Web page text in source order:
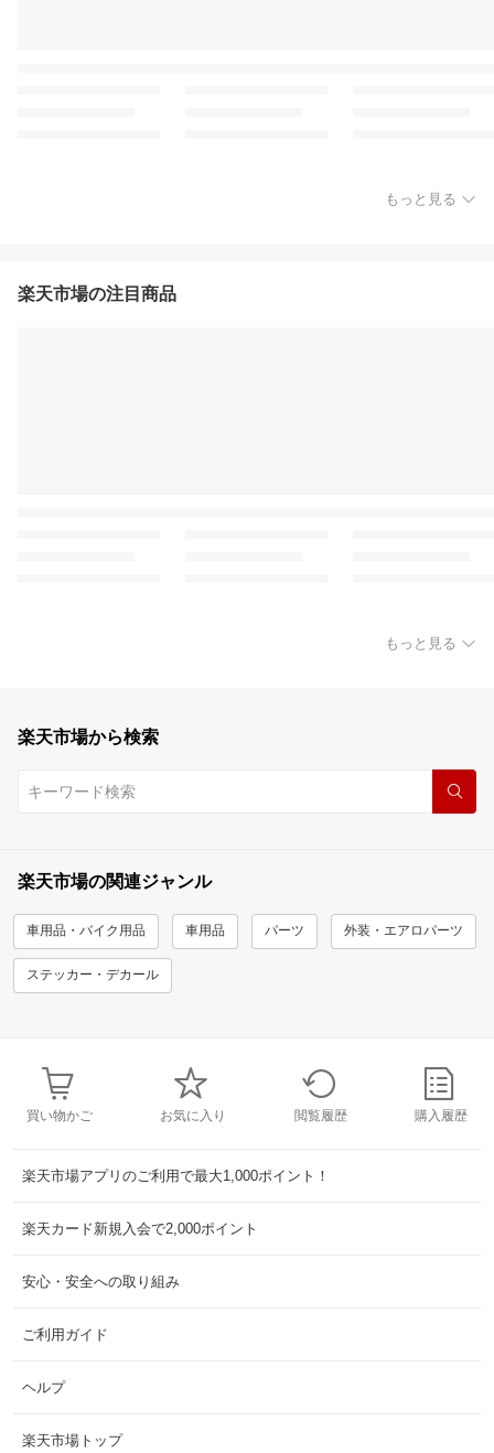
もっと見る
楽天市場の注目商品
もっと見る
楽天市場から検索
楽天市場の関連ジャンル
車用品・バイク用品 車用品 パーツ 外装・エアロパーツ
ステッカー・デカール
買い物かご お気に入り 閲覧履歴 購入履歴
楽天市場アプリのご利用で最大1,000ポイント！
楽天カード新規入会で2,000ポイント
安心・安全への取り組み
ご利用ガイド
ヘルプ
楽天市場トップ